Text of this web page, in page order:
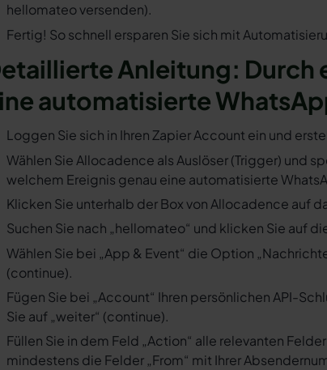
hellomateo versenden).
Fertig! So schnell ersparen Sie sich mit
Anleitung: Durch
automatisierte
Loggen Sie sich in Ihren Zapier Account ein und
Wählen Sie Allocadence als Auslöser (Trigger) und
welchem Ereignis genau eine automatisierte
Klicken Sie unterhalb der Box von Allocadence auf
Suchen Sie nach „hellomateo“ und klicken Sie auf
Wählen Sie bei „App & Event“ die Option
(continue).
Fügen Sie bei „Account“ Ihren persönlichen API-
Sie auf „weiter“ (continue).
Füllen Sie in dem Feld „Action“ alle relevanten
mindestens die Felder „From“ mit Ihrer